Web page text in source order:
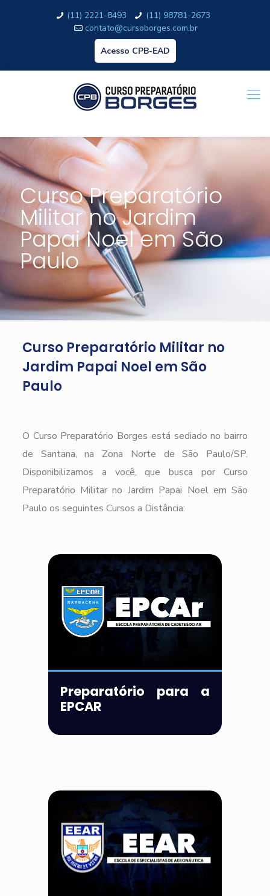
(11) 2221-8493
(11) 98781-2673
contato@cursoborges.com.br
Acesso CPB-EAD
Curso Preparatório
Militar no Jardim
Papai Noel em São
Paulo
Curso Preparatório Militar no
Jardim Papai Noel em São
Paulo
O Curso Preparatório Borges está sediado no bairro
de Santana, na Zona Norte de São Paulo/SP.
Disponibilizamos a você, que busca por Curso
Preparatório Militar no Jardim Papai Noel em São
Paulo os seguintes Cursos a Distância:
Preparatório para a
EPCAR